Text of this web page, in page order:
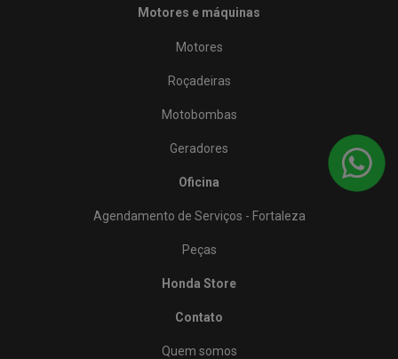
Motores e máquinas
Motores
Roçadeiras
Motobombas
Geradores
Oficina
Agendamento de Serviços - Fortaleza
Peças
Honda Store
Contato
Quem somos